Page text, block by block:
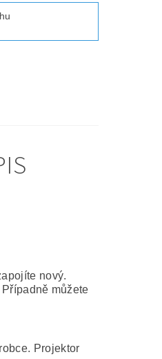
nový.
Případně můžete
Projektor